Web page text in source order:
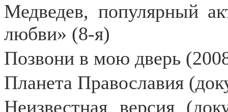
Медведев, популярный
любви» (8-я)
Позвони в мою дверь
Планета Православия
Неизвестная версия